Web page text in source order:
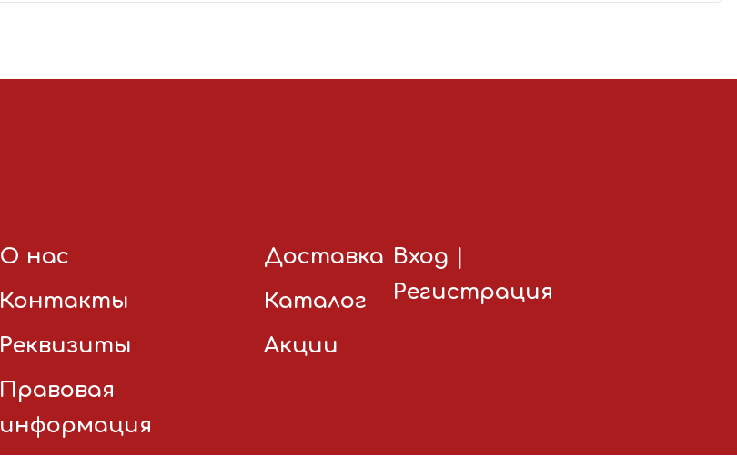
О нас
Контакты
Реквизиты
Правовая
информация
Доставка
Каталог
Акции
Вход |
Регистрация